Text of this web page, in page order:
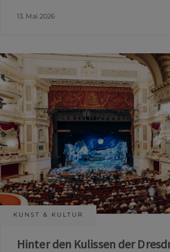
13. Mai 2026
KUNST & KULTUR
Hinter den Kulissen der